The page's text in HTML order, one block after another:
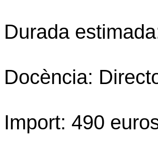
Durada
Docència:
Import: 490